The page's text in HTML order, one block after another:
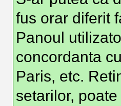
fus orar diferit
Panoul
concordanta
Paris, etc.
setarilor,